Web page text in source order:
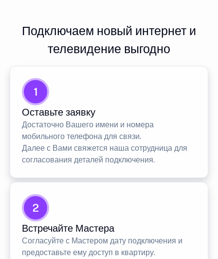
Подключаем новый интернет и
телевидение выгодно
1
Оставьте заявку
Достаточно Вашего имени и номера
мобильного телефона для связи.
Далее с Вами свяжется наша сотрудница для
согласования деталей подключения.
2
Встречайте Мастера
Согласуйте с Мастером дату подключения и
предоставьте ему доступ в квартиру.